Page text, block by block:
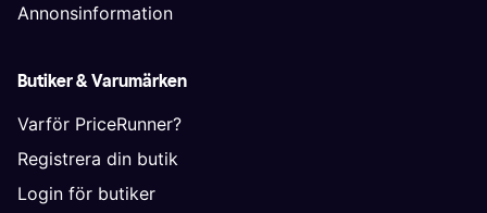
Annonsinformation
Butiker & Varumärken
Varför PriceRunner?
Registrera din butik
Login för butiker